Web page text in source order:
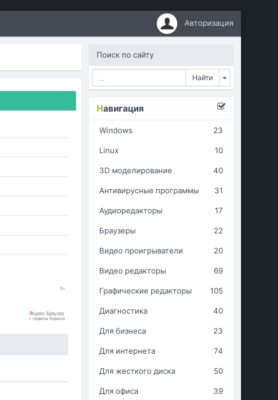
Авторизация
Поиск по сайту
Toggle
Навигация
Windows 23
Linux 10
3D моделирование 40
Антивирусные программы 31
Аудиоредакторы 17
Браузеры 22
Видео проигрыватели 20
Видео редакторы 69
Графические редакторы 105
Диагностика 40
Для бизнеса 23
Для интернета 74
Для жесткого диска 50
Для офиса 39